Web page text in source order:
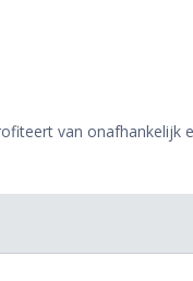
van onafhankelijk